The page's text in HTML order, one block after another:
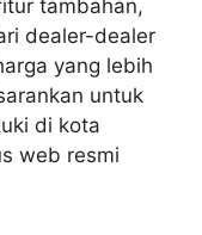
tambahan,
dealer-dealer
yang lebih
untuk
di kota
web resmi